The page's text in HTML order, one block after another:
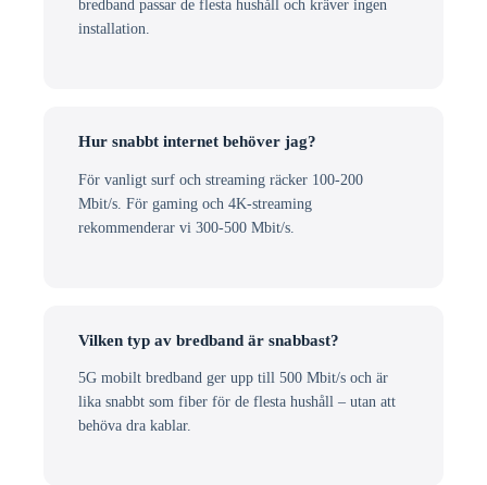
bredband passar de flesta hushåll och kräver ingen
installation.
Hur snabbt internet behöver jag?
För vanligt surf och streaming räcker 100-200
Mbit/s. För gaming och 4K-streaming
rekommenderar vi 300-500 Mbit/s.
Vilken typ av bredband är snabbast?
5G mobilt bredband ger upp till 500 Mbit/s och är
lika snabbt som fiber för de flesta hushåll – utan att
behöva dra kablar.